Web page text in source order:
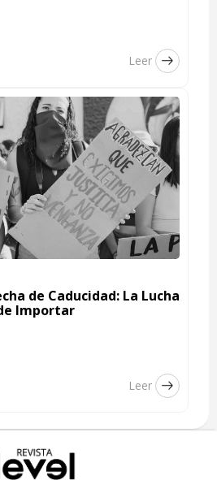
Leer
de Caducidad: La Lucha
Importar
Leer